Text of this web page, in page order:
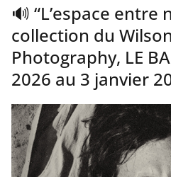
🔊 “L’espace entre
collection du
Photography, LE
2026 au 3 janvier